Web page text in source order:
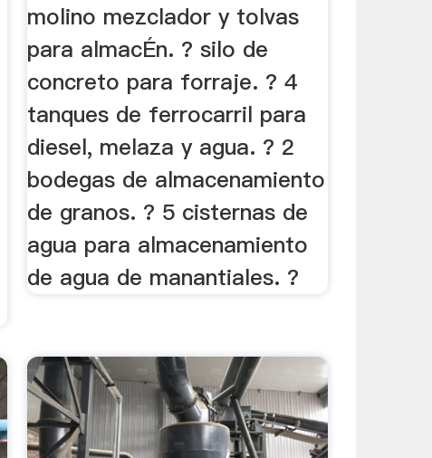
molino mezclador y tolvas
para almacÉn. ? silo de
concreto para forraje. ? 4
tanques de ferrocarril para
diesel, melaza y agua. ? 2
bodegas de almacenamiento
de granos. ? 5 cisternas de
agua para almacenamiento
de agua de manantiales. ?